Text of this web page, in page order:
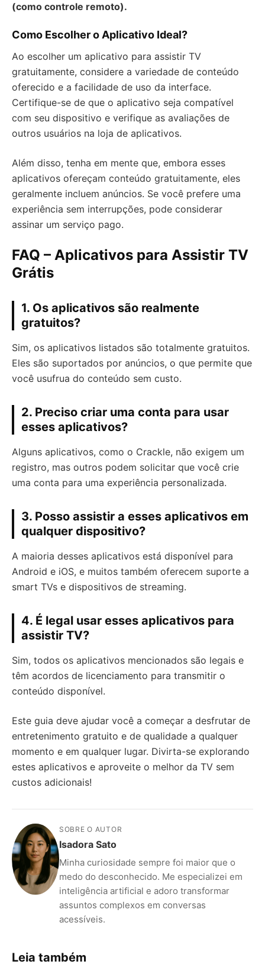
(como controle remoto).
Como Escolher o Aplicativo Ideal?
Ao escolher um aplicativo para assistir TV
gratuitamente, considere a variedade de conteúdo
oferecido e a facilidade de uso da interface.
Certifique-se de que o aplicativo seja compatível
com seu dispositivo e verifique as avaliações de
outros usuários na loja de aplicativos.
Além disso, tenha em mente que, embora esses
aplicativos ofereçam conteúdo gratuitamente, eles
geralmente incluem anúncios. Se você prefere uma
experiência sem interrupções, pode considerar
assinar um serviço pago.
FAQ – Aplicativos para Assistir TV
Grátis
1. Os aplicativos são realmente
gratuitos?
Sim, os aplicativos listados são totalmente gratuitos.
Eles são suportados por anúncios, o que permite que
você usufrua do conteúdo sem custo.
2. Preciso criar uma conta para usar
esses aplicativos?
Alguns aplicativos, como o Crackle, não exigem um
registro, mas outros podem solicitar que você crie
uma conta para uma experiência personalizada.
3. Posso assistir a esses aplicativos em
qualquer dispositivo?
A maioria desses aplicativos está disponível para
Android e iOS, e muitos também oferecem suporte a
smart TVs e dispositivos de streaming.
4. É legal usar esses aplicativos para
assistir TV?
Sim, todos os aplicativos mencionados são legais e
têm acordos de licenciamento para transmitir o
conteúdo disponível.
Este guia deve ajudar você a começar a desfrutar de
entretenimento gratuito e de qualidade a qualquer
momento e em qualquer lugar. Divirta-se explorando
estes aplicativos e aproveite o melhor da TV sem
custos adicionais!
SOBRE O AUTOR
Isadora Sato
Minha curiosidade sempre foi maior que o
medo do desconhecido. Me especializei em
inteligência artificial e adoro transformar
assuntos complexos em conversas
acessíveis.
Leia também